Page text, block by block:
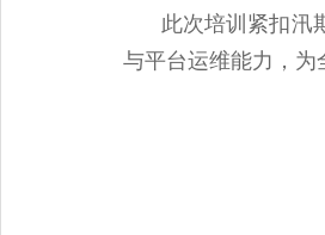
此次培训紧扣汛
与平台运维能力，为